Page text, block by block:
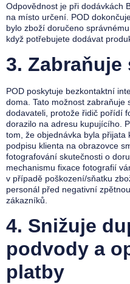
Odpovědnost je při dodávkách
na místo určení. POD
bylo zboží doručeno
když potřebujete dodávat
3. Zabraňuje
POD poskytuje bezkontaktní
doma. Tato možnost zabraňuje
dodavateli, protože řidič pořídí
dorazilo na adresu kupujícího.
tom, že objednávka byla přijata
podpisu klienta na obrazovce
fotografování skutečnosti o
mechanismu fixace fotografií
v případě poškození/sňatku
personál před negativní
zákazníků.
4. Snižuje
podvody a
platby